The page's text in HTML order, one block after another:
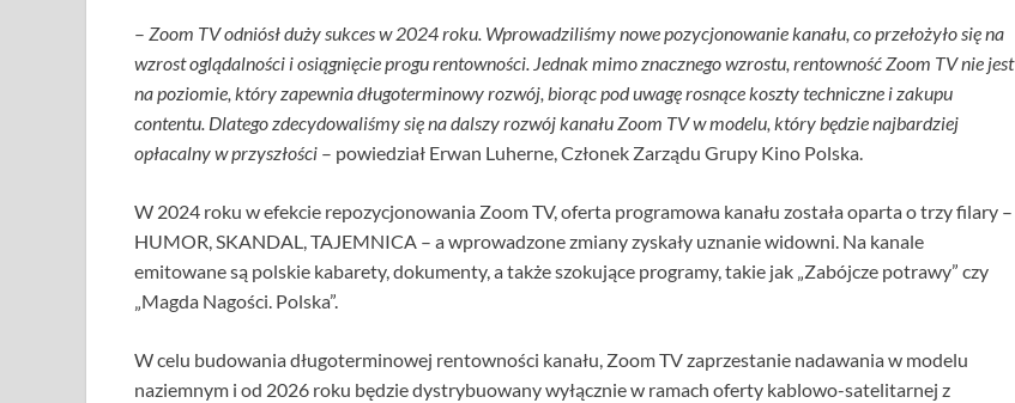
– Zoom TV odniósł duży sukces w 2024 roku. Wprowadziliśmy nowe pozycjonowanie kanału, co przełożyło się na
wzrost oglądalności i osiągnięcie progu rentowności. Jednak mimo znacznego wzrostu, rentowność Zoom TV nie jest
na poziomie, który zapewnia długoterminowy rozwój, biorąc pod uwagę rosnące koszty techniczne i zakupu
contentu. Dlatego zdecydowaliśmy się na dalszy rozwój kanału Zoom TV w modelu, który będzie najbardziej
opłacalny w przyszłości – powiedział Erwan Luherne, Członek Zarządu Grupy Kino Polska.
W 2024 roku w efekcie repozycjonowania Zoom TV, oferta programowa kanału została oparta o trzy filary –
HUMOR, SKANDAL, TAJEMNICA – a wprowadzone zmiany zyskały uznanie widowni. Na kanale
emitowane są polskie kabarety, dokumenty, a także szokujące programy, takie jak „Zabójcze potrawy” czy
„Magda Nagości. Polska”.
W celu budowania długoterminowej rentowności kanału, Zoom TV zaprzestanie nadawania w modelu
naziemnym i od 2026 roku będzie dystrybuowany wyłącznie w ramach oferty kablowo-satelitarnej z